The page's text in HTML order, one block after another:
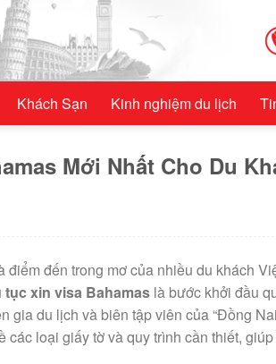
Khách Sạn Kinh nghiệm du lịch
Mới Nhất Cho Du
đến trong mơ của nhiều du khách
tục xin visa Bahamas là bước khởi đầu
gia du lịch và biên tập viên của “Đồng
các loại giấy tờ và quy trình cần thiết,